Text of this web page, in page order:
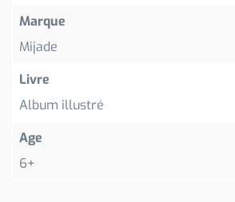
Marque
Mijade
Livre
Album illustré
Age
6+